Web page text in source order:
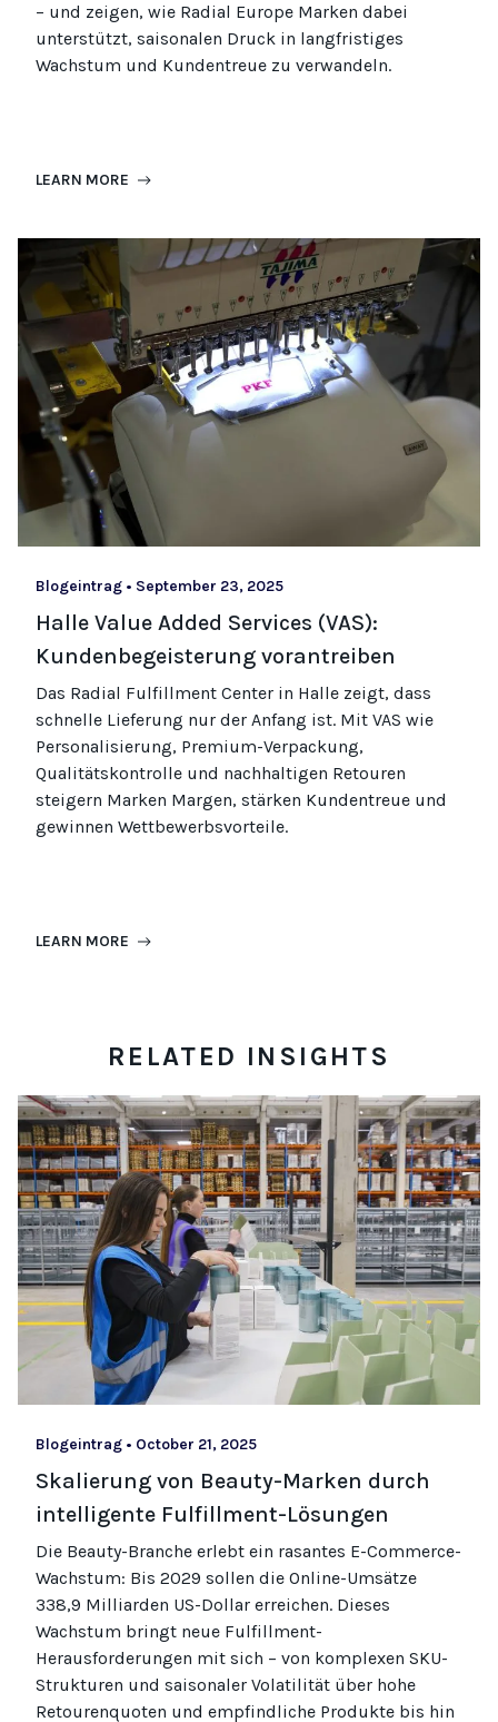
– und zeigen, wie Radial Europe Marken dabei
unterstützt, saisonalen Druck in langfristiges
Wachstum und Kundentreue zu verwandeln.
LEARN MORE
Blogeintrag • September 23, 2025
Halle Value Added Services (VAS):
Kundenbegeisterung vorantreiben
Das Radial Fulfillment Center in Halle zeigt, dass
schnelle Lieferung nur der Anfang ist. Mit VAS wie
Personalisierung, Premium-Verpackung,
Qualitätskontrolle und nachhaltigen Retouren
steigern Marken Margen, stärken Kundentreue und
gewinnen Wettbewerbsvorteile.
LEARN MORE
RELATED INSIGHTS
Blogeintrag • October 21, 2025
Skalierung von Beauty-Marken durch
intelligente Fulfillment-Lösungen
Die Beauty-Branche erlebt ein rasantes E-Commerce-
Wachstum: Bis 2029 sollen die Online-Umsätze
338,9 Milliarden US-Dollar erreichen. Dieses
Wachstum bringt neue Fulfillment-
Herausforderungen mit sich – von komplexen SKU-
Strukturen und saisonaler Volatilität über hohe
Retourenquoten und empfindliche Produkte bis hin